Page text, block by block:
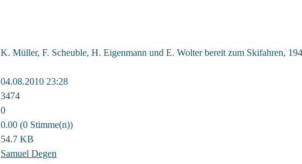
K. Müller, F. Scheuble, H. Eigenmann und E. Wolter bereit zum Skifahren,
04.08.2010 23:28
3474
0
0.00 (0 Stimme(n))
54.7 KB
Samuel Degen